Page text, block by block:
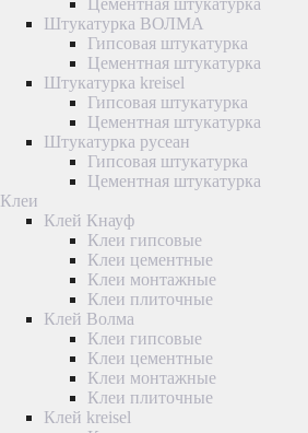
Штукатурка ВОЛМА
Гипсовая штукатурка
Цементная штукатурка
Штукатурка kreisel
Гипсовая штукатурка
Цементная штукатурка
Штукатурка русеан
Гипсовая штукатурка
Цементная штукатурка
Клеи
Клей Кнауф
Клеи гипсовые
Клеи цементные
Клеи монтажные
Клеи плиточные
Клей Волма
Клеи гипсовые
Клеи цементные
Клеи монтажные
Клеи плиточные
Клей kreisel